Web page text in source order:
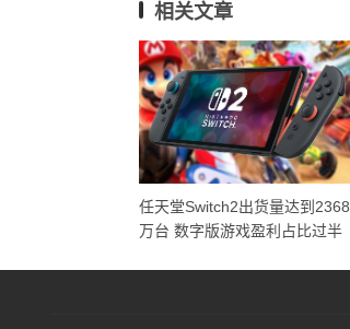
相关文章
任天堂Switch2出货量达到2368
万台 数字版游戏盈利占比过半